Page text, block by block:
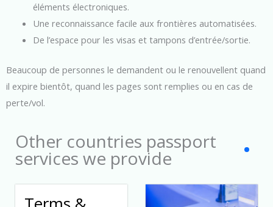
éléments électroniques.
Une reconnaissance facile aux frontières automatisées.
De l’espace pour les visas et tampons d’entrée/sortie.
Beaucoup de personnes le demandent ou le renouvellent quand
il expire bientôt, quand les pages sont remplies ou en cas de
perte/vol.
Other countries passport
services we provide